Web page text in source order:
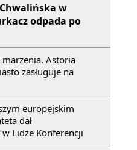
w
odpada po
marzenia. Astoria
zasługuje na
europejskim
dał
Lidze Konferencji